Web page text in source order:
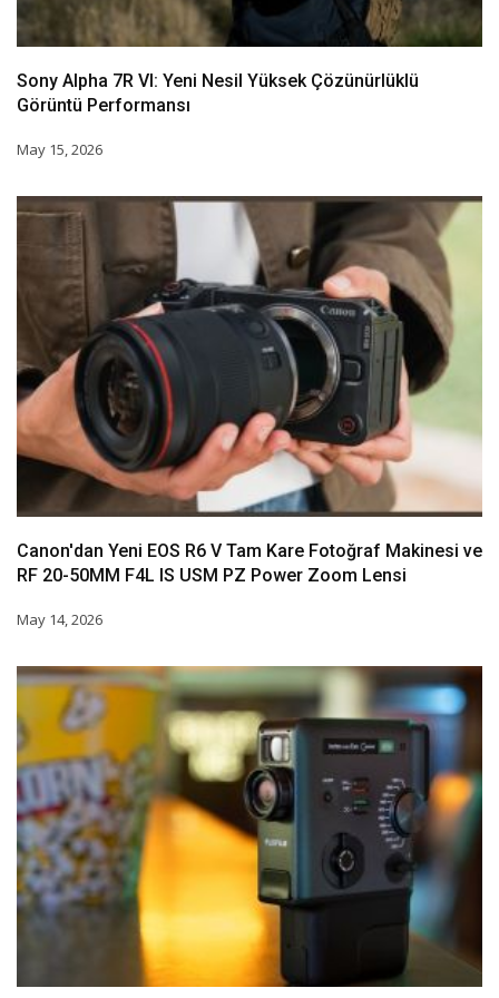
Sony Alpha 7R VI: Yeni Nesil Yüksek Çözünürlüklü
Görüntü Performansı
May 15, 2026
Canon'dan Yeni EOS R6 V Tam Kare Fotoğraf Makinesi ve
RF 20-50MM F4L IS USM PZ Power Zoom Lensi
May 14, 2026